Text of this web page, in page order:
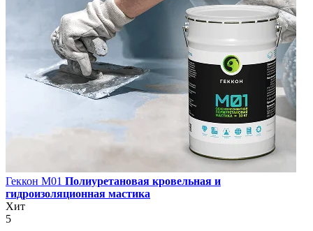
Геккон М01 Полиуретановая кровельная и
гидроизоляционная мастика
Хит
5